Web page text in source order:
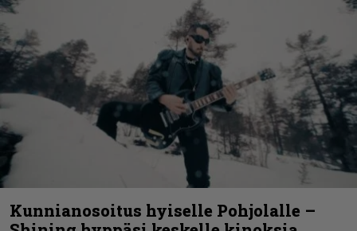
Kunnianosoitus hyiselle Pohjolalle –